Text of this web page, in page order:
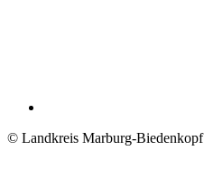
© Landkreis Marburg-Biedenkopf